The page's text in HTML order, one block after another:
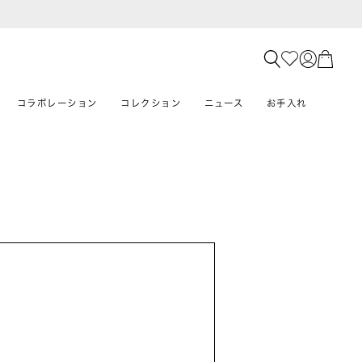
コラボレーション コレクション ニュース お手入れ